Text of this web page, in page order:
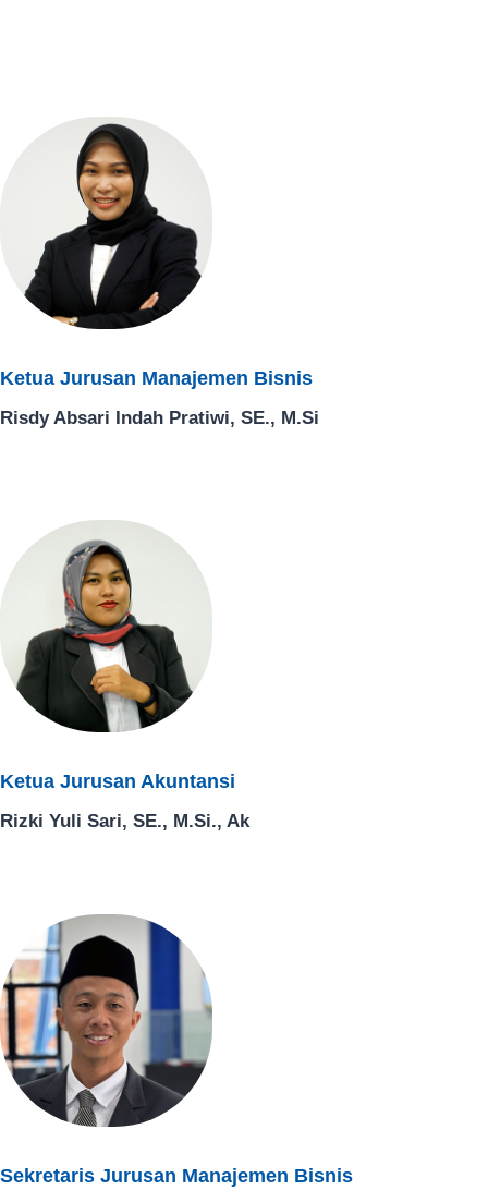
Ketua Jurusan Manajemen Bisnis​
Risdy Absari Indah Pratiwi, SE., M.Si​
Ketua Jurusan Akuntansi ​
Rizki Yuli Sari, SE., M.Si., Ak​
Sekretaris Jurusan Manajemen Bisnis​